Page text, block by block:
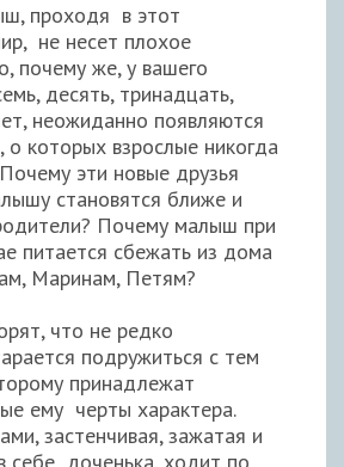
проходя в этот
не несет плохое
почему же, у вашего
десять, тринадцать,
неожиданно появляются
о которых взрослые никогда
эти новые друзья
становятся ближе и
Почему малыш при
питается сбежать из дома
Маринам, Петям?
что не редко
подружиться с тем
принадлежат
ему черты характера.
застенчивая, зажатая и